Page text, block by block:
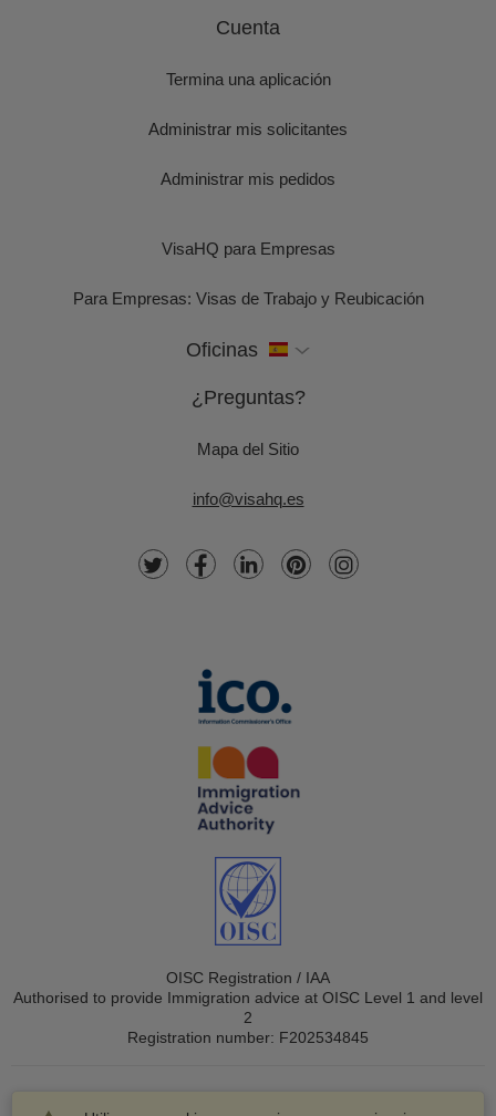
Cuenta
Termina una aplicación
Administrar mis solicitantes
Administrar mis pedidos
VisaHQ para Empresas
Para Empresas: Visas de Trabajo y Reubicación
Oficinas
¿Preguntas?
Mapa del Sitio
info@visahq.es
OISC Registration / IAA
Authorised to provide Immigration advice at OISC Level 1 and level
2
Registration number: F202534845